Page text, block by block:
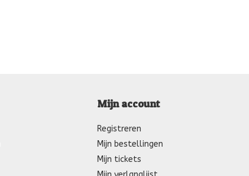
Mijn account
Registreren
Mijn bestellingen
Mijn tickets